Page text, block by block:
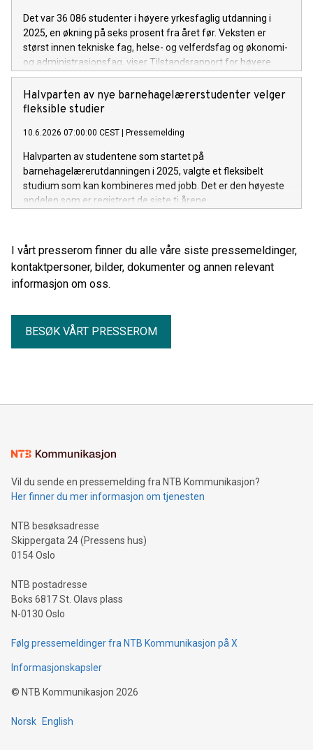
Det var 36 086 studenter i høyere yrkesfaglig utdanning i
2025, en økning på seks prosent fra året før. Veksten er
størst innen tekniske fag, helse- og velferdsfag og økonomi-
og administrasjonsfag, viser Tilstandsrapport for høyere
yrkesfaglig utdanning 2026.
Halvparten av nye barnehagelærerstudenter velger
fleksible studier
10.6.2026 07:00:00 CEST | Pressemelding
Halvparten av studentene som startet på
barnehagelærerutdanningen i 2025, valgte et fleksibelt
studium som kan kombineres med jobb. Det er den høyeste
andelen som er registrert de siste ti årene.
I vårt presserom finner du alle våre siste pressemeldinger,
kontaktpersoner, bilder, dokumenter og annen relevant
informasjon om oss.
BESØK VÅRT PRESSEROM
Vil du sende en pressemelding fra NTB Kommunikasjon?
Her finner du mer informasjon om tjenesten
NTB besøksadresse
Skippergata 24 (Pressens hus)
0154 Oslo
NTB postadresse
Boks 6817 St. Olavs plass
N-0130 Oslo
Følg pressemeldinger fra NTB Kommunikasjon på X
Informasjonskapsler
© NTB Kommunikasjon 2026
Norsk English